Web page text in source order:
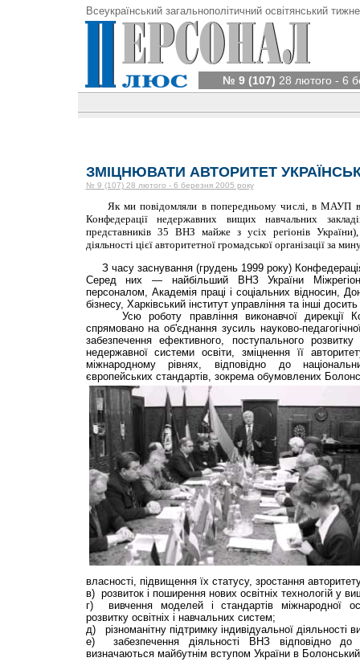
Всеукраїнський загальнополітичний освітянський
№ 9 (107) 28 лютого - 6
ЗМІЦНЮВАТИ АВТОРИТЕТ
№ 9 (107) 28 лютого - 6 березня 2005 року
Як ми повідомляли в попередньому числі, в МАУП
Конфедерації недержавних вищих навчальних
представників 35 ВНЗ майже з усіх регіонів
діяльності цієї авторитетної громадської організації за
З часу заснування (грудень 1999 року)
Серед них — найбільший ВНЗ України
персоналом, Академія праці і соціальних відносин,
бізнесу, Харківський інститут управління та інші
Усю роботу правління виконавчої дирекції
спрямовано на об'єднання зусиль науково-
забезпечення ефективного, поступального
недержавної системи освіти, зміцнення її
міжнародному рівнях, відповідно до
європейських стандартів, зокрема обумовлених
власності, підвищення їх статусу, зростання
в) розвиток і поширення нових освітніх технологій у
г) вивчення моделей і стандартів міжнародної
розвитку освітніх і навчальних систем;
д) різноманітну підтримку індивідуальної діяльності
е) забезпечення діяльності ВНЗ відповідно до
визначаються майбутнім вступом України в